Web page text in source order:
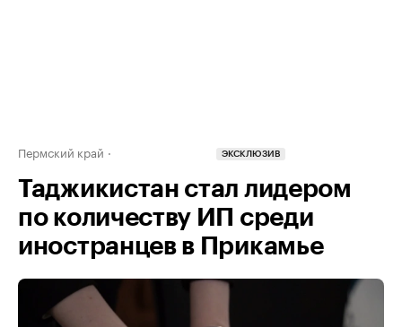
Пермский край ЭКСКЛЮЗИВ
Таджикистан стал лидером
по количеству ИП среди
иностранцев в Прикамье